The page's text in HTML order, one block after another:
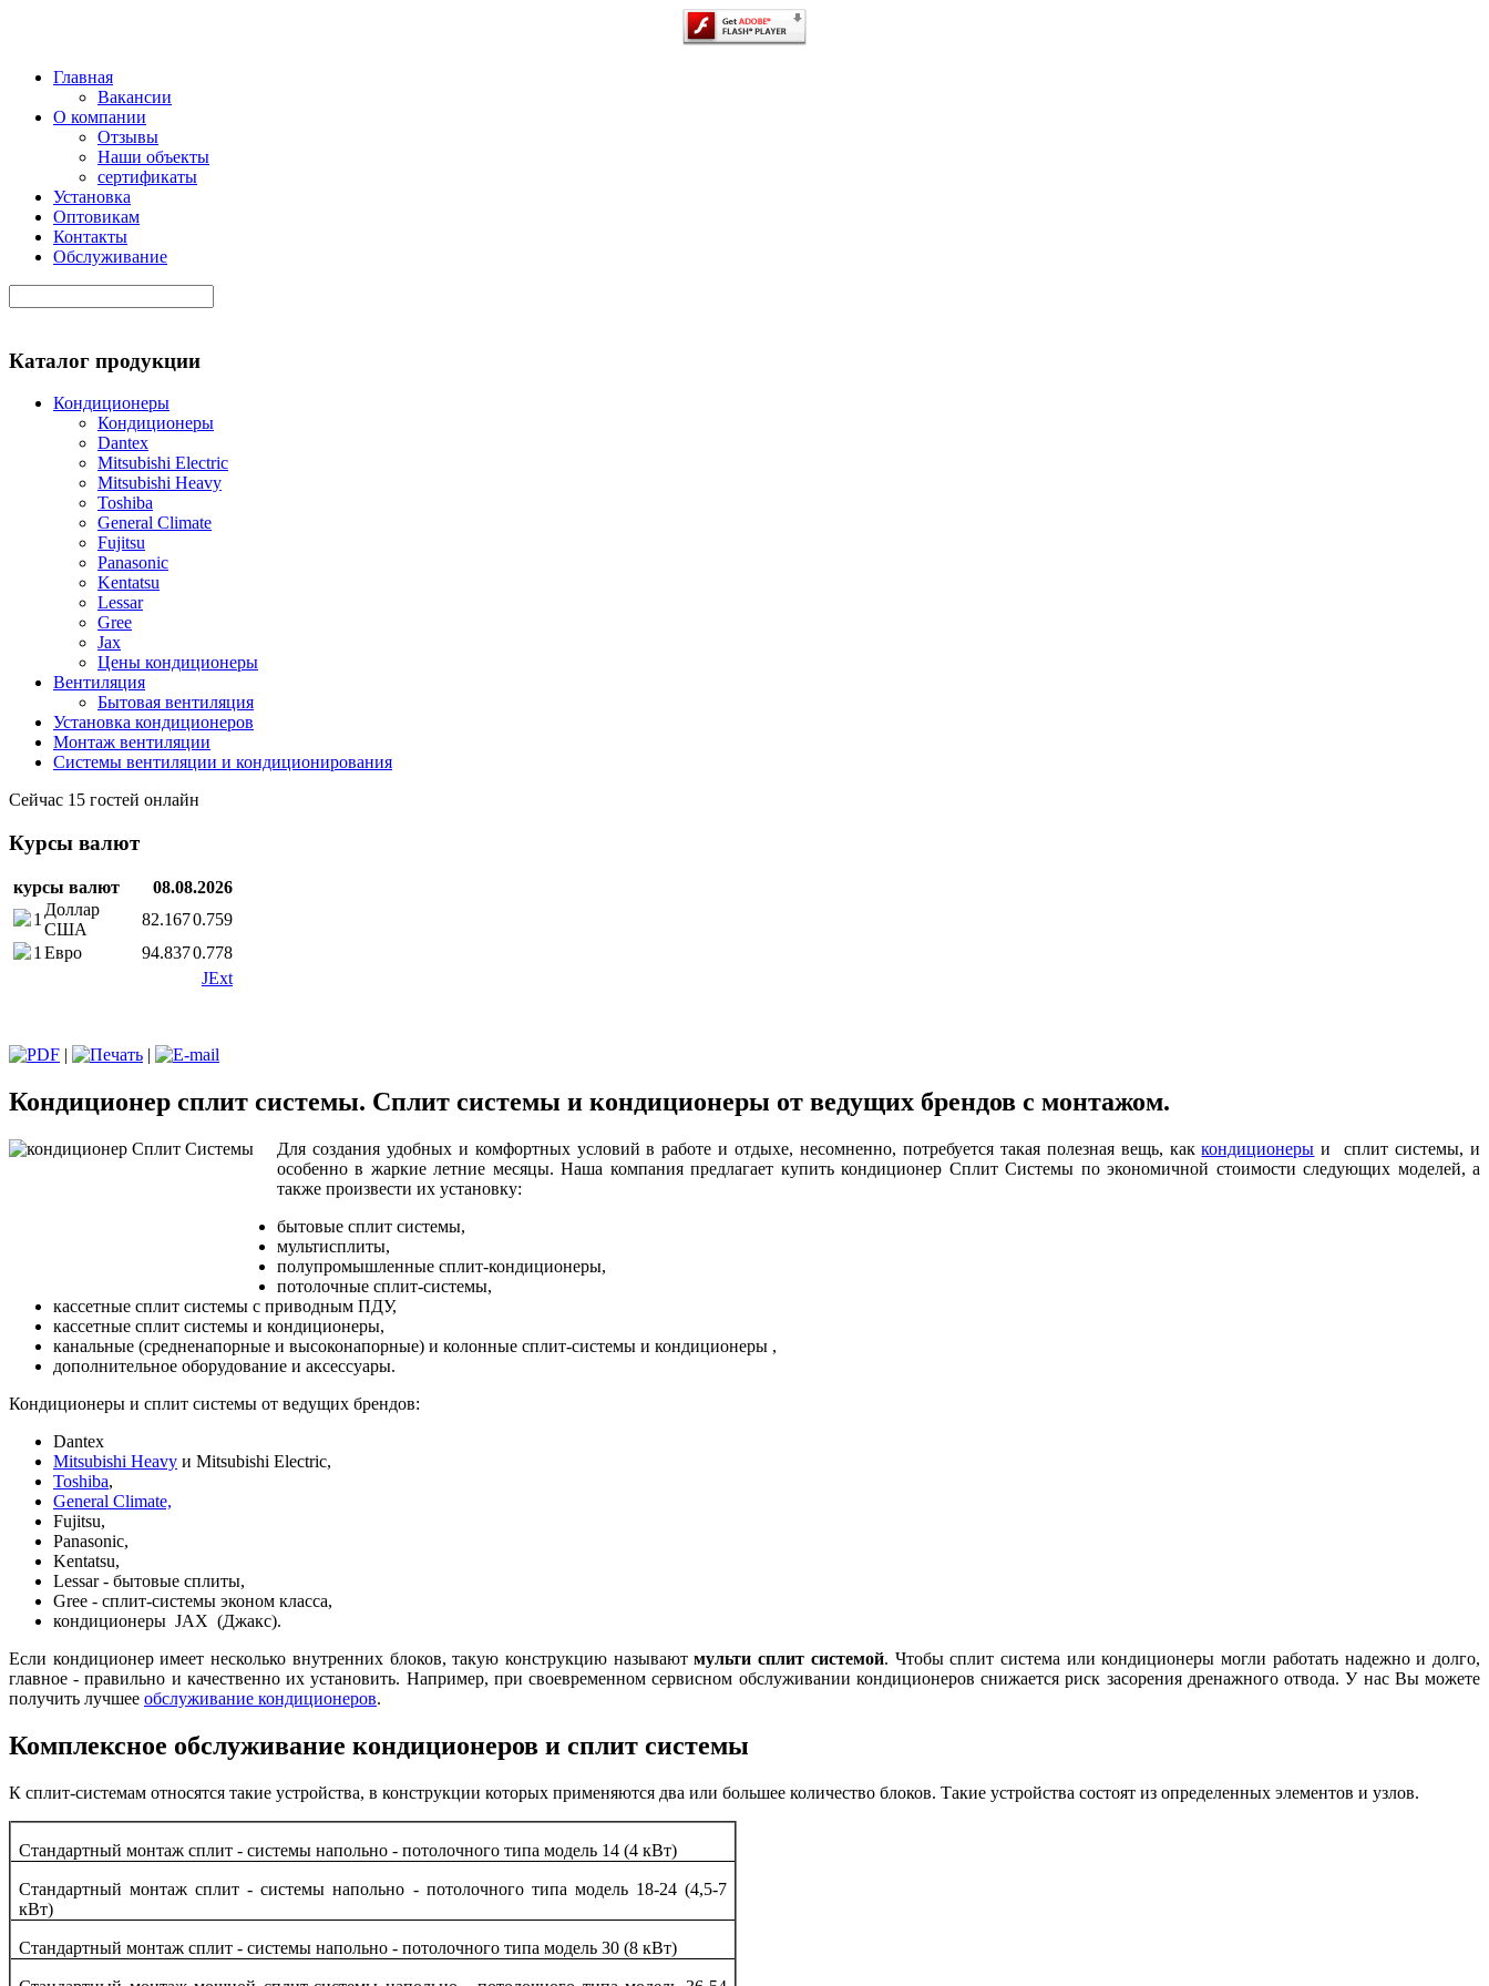
Главная
Вакансии
О компании
Отзывы
Наши объекты
сертификаты
Установка
Оптовикам
Контакты
Обслуживание
Каталог продукции
Кондиционеры
Кондиционеры
Dantex
Mitsubishi Electric
Mitsubishi Heavy
Toshiba
General Climate
Fujitsu
Panasonic
Kentatsu
Lessar
Gree
Jax
Цены кондиционеры
Вентиляция
Бытовая вентиляция
Установка кондиционеров
Монтаж вентиляции
Системы вентиляции и кондиционирования
Сейчас 15 гостей онлайн
Курсы валют
курсы валют
08.08.2026
1
Доллар
США
82.1670.759
1 Евро 94.8370.778
JExt
| |
Кондиционер сплит системы. Сплит системы и кондиционеры от ведущих брендов с монтажом.
Для создания удобных и комфортных условий в работе и отдыхе, несомненно, потребуется такая полезная вещь, каккондиционеры и сплит системы, и
особенно в жаркие летние месяцы. Наша компания предлагает купить кондиционер Сплит Системы по экономичной стоимости следующих моделей, а
также произвести их установку:
бытовые сплит системы,
мультисплиты,
полупромышленные сплит-кондиционеры,
потолочные сплит-системы,
кассетные сплит системы с приводным ПДУ,
кассетные сплит системы и кондиционеры,
канальные (средненапорные и высоконапорные) и колонные сплит-системы и кондиционеры ,
дополнительное оборудование и аксессуары.
Кондиционеры и сплит системы от ведущих брендов:
Dantex
Mitsubishi Heavy и Mitsubishi Electric,
Toshiba,
General Climate,
Fujitsu,
Panasonic,
Kentatsu,
Lessar - бытовые сплиты,
Gree - сплит-системы эконом класса,
кондиционеры JAX (Джакс).
Если кондиционер имеет несколько внутренних блоков, такую конструкцию называютмульти сплит системой. Чтобы сплит система или кондиционеры могли работать надежно и долго,
главное - правильно и качественно их установить. Например, при своевременном сервисном обслуживании кондиционеров снижается риск засорения дренажного отвода. У нас Вы можете
получить лучшее обслуживание кондиционеров.
Комплексное обслуживание кондиционеров и сплит системы
К сплит-системам относятся такие устройства, в конструкции которых применяются два или большее количество блоков. Такие устройства состоят из определенных элементов и узлов.
Стандартный монтаж сплит - системы напольно - потолочного типа модель 14 (4 кВт)
Стандартный монтаж сплит - системы напольно - потолочного типа модель 18-24 (4,5-7
кВт)
Стандартный монтаж сплит - системы напольно - потолочного типа модель 30 (8 кВт)